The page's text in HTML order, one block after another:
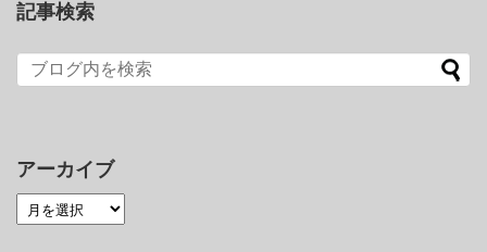
記事検索
アーカイブ